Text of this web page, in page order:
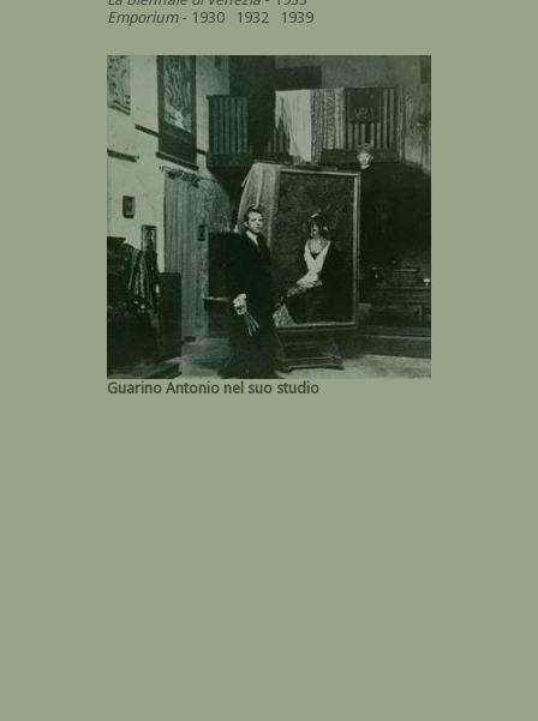
Emporium- 1930 1932 1939
Guarino Antonio nel suo studio